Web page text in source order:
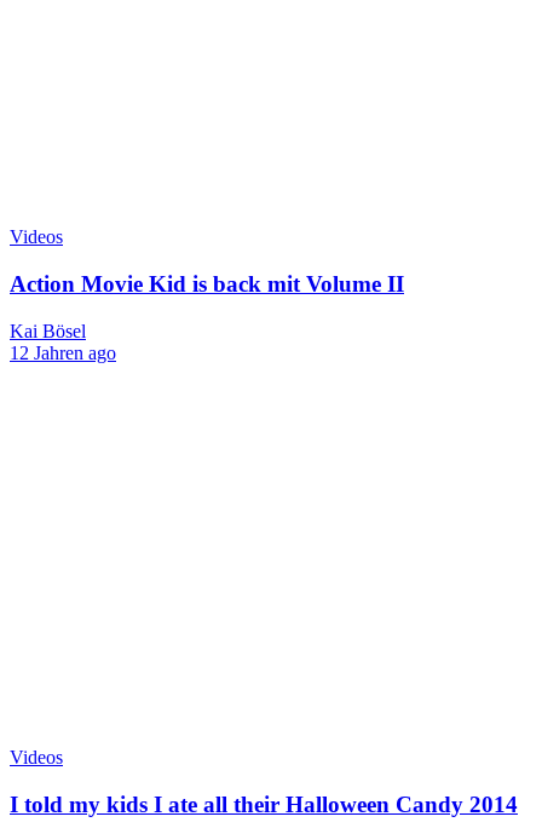
Videos
Action Movie Kid is back mit Volume II
Kai Bösel
12 Jahren ago
Videos
I told my kids I ate all their Halloween Candy 2014